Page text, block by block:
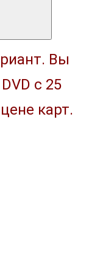
Вы
с 25
карт.